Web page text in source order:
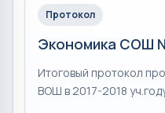
Протокол
Экономика СОШ
Итоговый протокол
ВОШ в 2017-2018